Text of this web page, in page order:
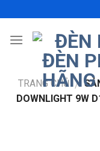
to
content
TRANG CHỦ /
DOWNLIGHT 9W